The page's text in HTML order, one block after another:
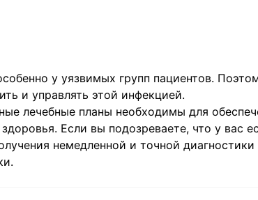
у уязвимых групп пациентов.
и управлять этой инфекцией.
лечебные планы необходимы для
Если вы подозреваете, что у вас
немедленной и точной диагностики